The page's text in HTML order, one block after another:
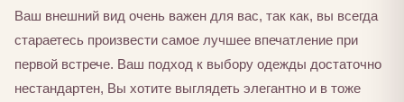
Ваш внешний вид очень важен для вас, так как, вы всегда
стараетесь произвести самое лучшее впечатление при
первой встрече. Ваш подход к выбору одежды достаточно
нестандартен, Вы хотите выглядеть элегантно и в тоже